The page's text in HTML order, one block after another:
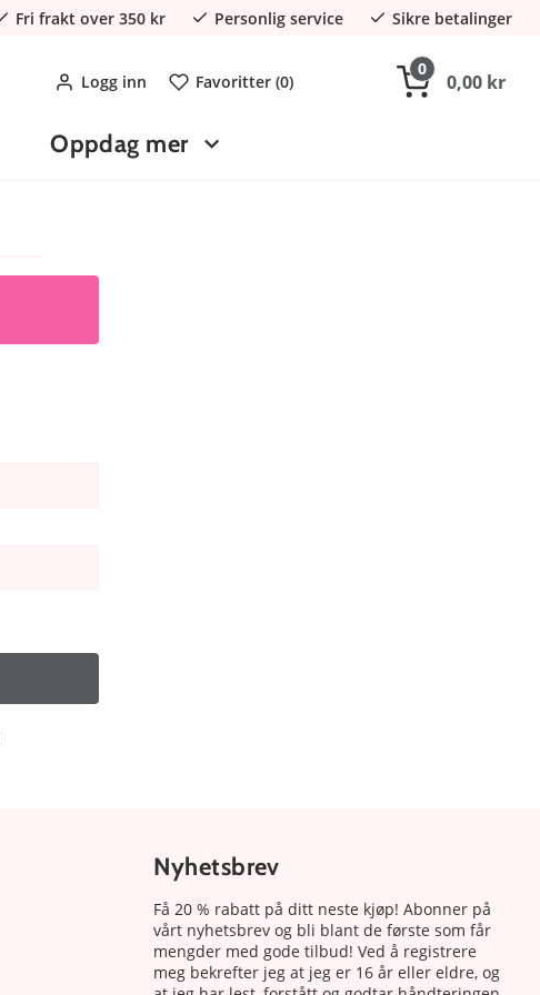
Fri frakt over 350 kr Personlig service Sikre betalinger
Logg inn Favoritter (0)
0
0,00 kr
Oppdag mer
Nyhetsbrev
Få 20 % rabatt på ditt neste kjøp! Abonner på
vårt nyhetsbrev og bli blant de første som får
mengder med gode tilbud! Ved å registrere
meg bekrefter jeg at jeg er 16 år eller eldre, og